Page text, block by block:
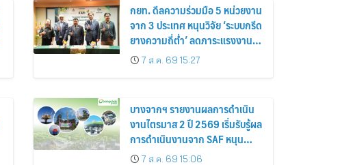
กยท. ดีลความร่วมมือ 5 หน่วยงาน
จาก 3 ประเทศ หนุนวิจัย ‘ระบบกรีด
ยางความถี่ต่ำ’ ลดภาระแรงงาน
เพิ่มประสิทธิภาพการจัดการสวน
ยาง เสริมคุณภาพผลผลิตยาง
7 ส.ค. 69 15:27
บางจากฯ รายงานผลการดำเนิน
งานไตรมาส 2 ปี 2569 เริ่มรับรู้ผล
การดำเนินงานจาก SAF หนุน
ธุรกิจหลัก
7 ส.ค. 69 15:06